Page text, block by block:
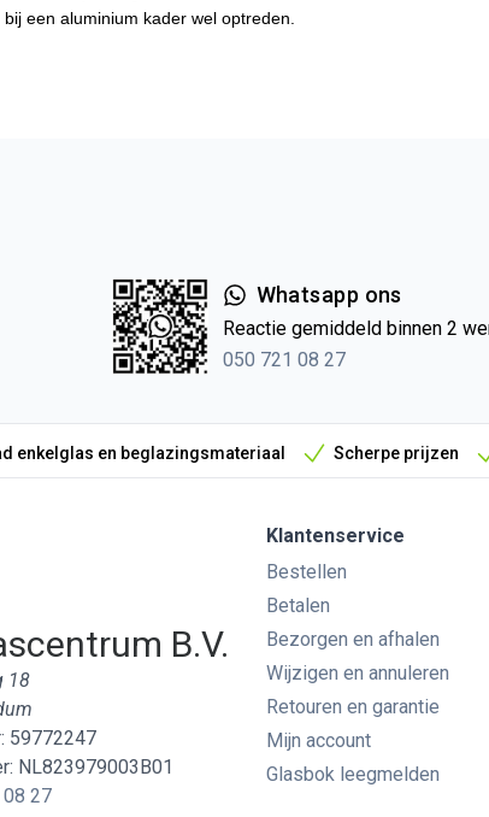
een aluminium kader wel optreden.
Whatsapp ons
Reactie gemiddeld binnen 2
050 721 08 27
enkelglas en beglazingsmateriaal Scherpe prijzen
B.V.
18
59772247
NL823979003B01
27
Klantenservice
Bestellen
Betalen
Bezorgen en afhalen
Wijzigen en annuleren
Retouren en garantie
Mijn account
Glasbok leegmelden